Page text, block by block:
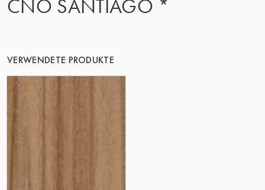
CNO SANTIAGO *
VERWENDETE PRODUKTE